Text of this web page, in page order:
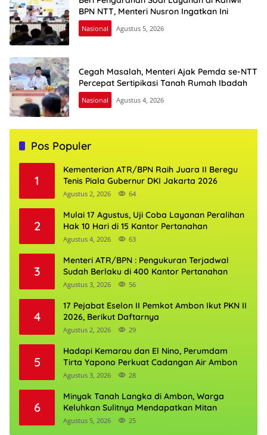
BPN NTT, Menteri Nusron Ingatkan Ini
Nasional Agustus 5, 2026
Cegah Masalah, Menteri Ajak Pemda se-NTT
Percepat Sertipikasi Tanah Rumah Ibadah
Nasional Agustus 4, 2026
Pos Populer
1
Kementerian ATR/BPN Raih Juara II Beregu
Tenis Piala Gubernur DKI Jakarta 2026
Agustus 2, 2026 64
2
Mulai 17 Agustus, Uji Coba Layanan Peralihan
Hak 10 Hari di 15 Kantor Pertanahan
Agustus 4, 2026 63
3
Menteri ATR/BPN : Pengukuran Terjadwal
Sudah Berlaku di 400 Kantor Pertanahan
Agustus 3, 2026 56
4
17 Pejabat Eselon II Pemkot Ambon Ikut PKN II
2026, Berikut Daftarnya
Agustus 2, 2026 29
5
Hadapi Kemarau dan El Nino, Perumdam
Tirta Yapono Perkuat Cadangan Air Ambon
Agustus 3, 2026 28
6
Minyak Tanah Langka di Ambon, Warga
Keluhkan Sulitnya Mendapatkan Mitan
Agustus 5, 2026 25